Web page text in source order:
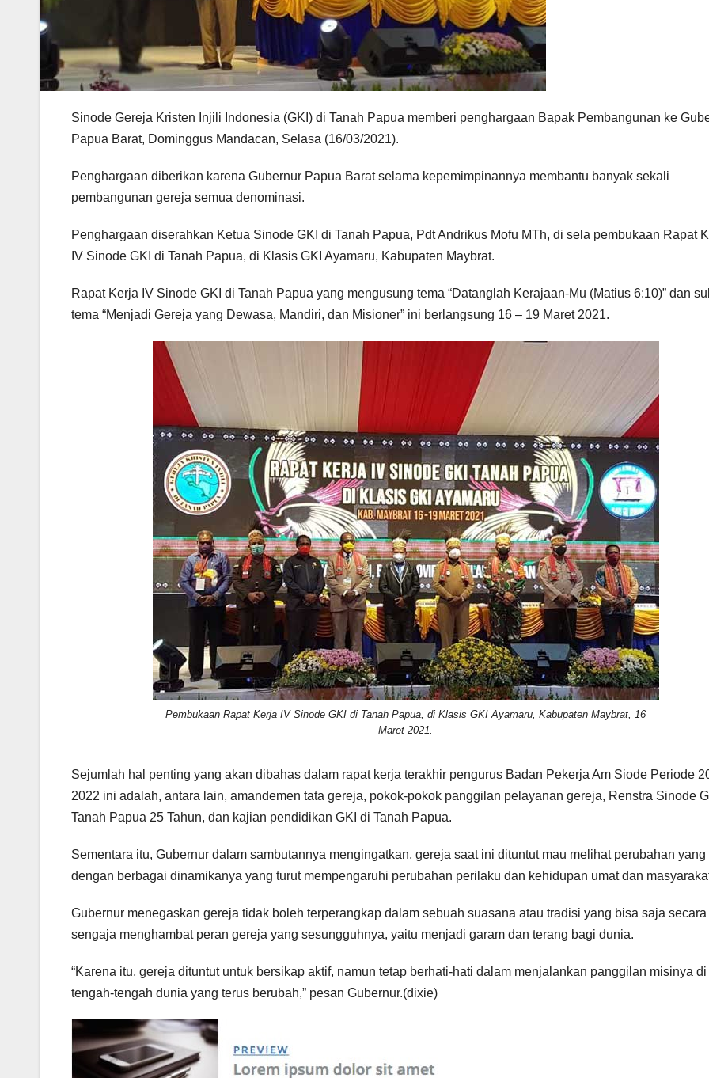
Sinode Gereja Kristen Injili Indonesia (GKI) di Tanah Papua memberi penghargaan Bapak Pembangunan ke
Papua Barat, Dominggus Mandacan, Selasa (16/03/2021).
Penghargaan diberikan karena Gubernur Papua Barat selama kepemimpinannya membantu banyak sekali
pembangunan gereja semua denominasi.
Penghargaan diserahkan Ketua Sinode GKI di Tanah Papua, Pdt Andrikus Mofu MTh, di sela pembukaan Rapat
IV Sinode GKI di Tanah Papua, di Klasis GKI Ayamaru, Kabupaten Maybrat.
Rapat Kerja IV Sinode GKI di Tanah Papua yang mengusung tema “Datanglah Kerajaan-Mu (Matius 6:10)” dan
tema “Menjadi Gereja yang Dewasa, Mandiri, dan Misioner” ini berlangsung 16 – 19 Maret 2021.
Pembukaan Rapat Kerja IV Sinode GKI di Tanah Papua, di Klasis GKI Ayamaru, Kabupaten Maybrat, 16
Maret 2021.
Sejumlah hal penting yang akan dibahas dalam rapat kerja terakhir pengurus Badan Pekerja Am Siode Periode
2022 ini adalah, antara lain, amandemen tata gereja, pokok-pokok panggilan pelayanan gereja, Renstra Sinode
Tanah Papua 25 Tahun, dan kajian pendidikan GKI di Tanah Papua.
Sementara itu, Gubernur dalam sambutannya mengingatkan, gereja saat ini dituntut mau melihat perubahan yang
dengan berbagai dinamikanya yang turut mempengaruhi perubahan perilaku dan kehidupan umat dan
Gubernur menegaskan gereja tidak boleh terperangkap dalam sebuah suasana atau tradisi yang bisa saja
sengaja menghambat peran gereja yang sesungguhnya, yaitu menjadi garam dan terang bagi dunia.
“Karena itu, gereja dituntut untuk bersikap aktif, namun tetap berhati-hati dalam menjalankan panggilan misinya di
tengah-tengah dunia yang terus berubah,” pesan Gubernur.(dixie)